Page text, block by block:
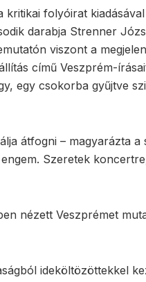
kritikai folyóirat
darabja Strenner
viszont a
című Veszprém-
egy csokorba gyűjtve
átfogni – magyarázta
Szeretek
nézett Veszprémet
ideköltözöttekkel